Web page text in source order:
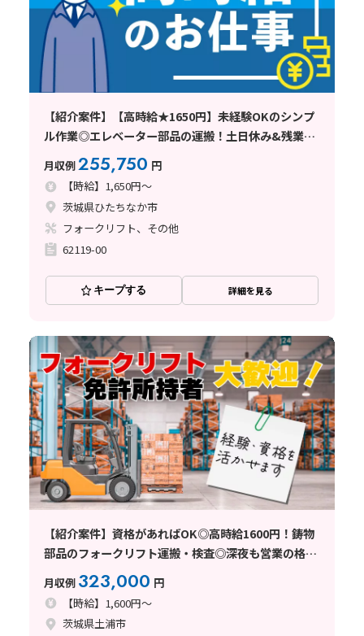
【紹介案件】【高時給★1650円】未経験OKのシンプ
ル作業◎エレベーター部品の運搬！土日休み&残業少
月収例255,750 円
【時給】1,650円～
茨城県ひたちなか市
フォークリフト、その他
62119-00
キープする 詳細を見る
【紹介案件】資格があればOK◎高時給1600円！鋳物
部品のフォークリフト運搬・検査◎深夜も営業の格安
食堂アリ☆土日休み＋長期休暇あり！
月収例 323,000 円
【時給】1,600円～
茨城県土浦市